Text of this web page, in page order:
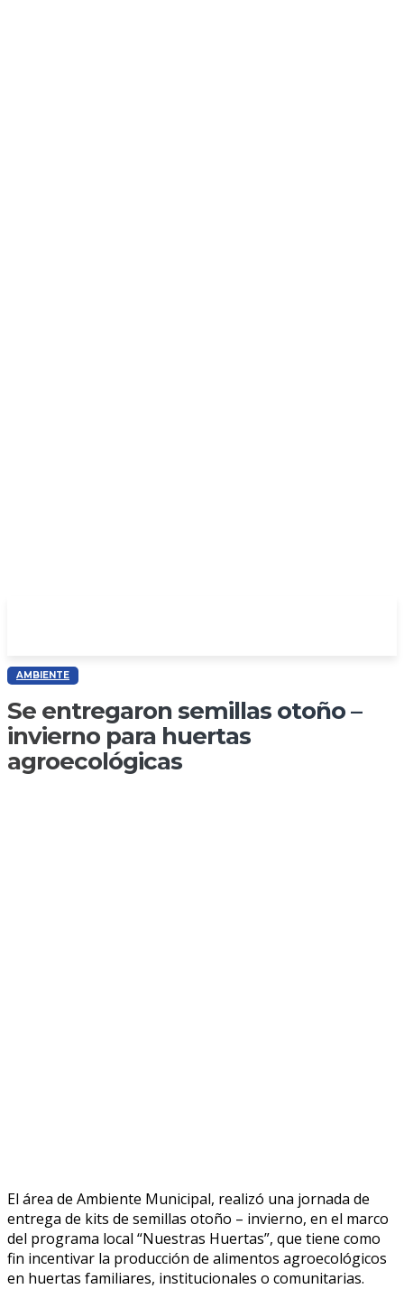
AMBIENTE
Se entregaron semillas otoño –
invierno para huertas
agroecológicas
El área de Ambiente Municipal, realizó una jornada de
entrega de kits de semillas otoño – invierno, en el marco
del programa local “Nuestras Huertas”, que tiene como
fin incentivar la producción de alimentos agroecológicos
en huertas familiares, institucionales o comunitarias.